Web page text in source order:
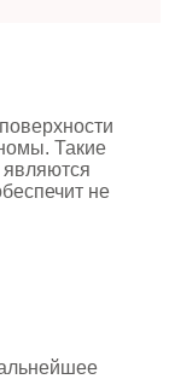
Такие
являются
не